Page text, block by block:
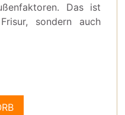
Das ist
sondern auch